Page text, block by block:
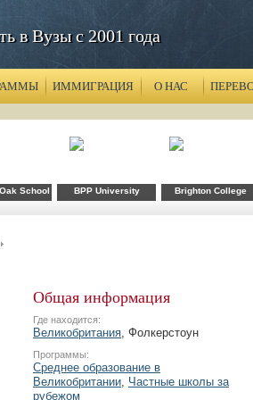
в Вузы с 2001 года
ИММИГРАЦИЯ О НАС
School BPP University Brighton College
Общая информация
Где находится:
Великобритания, Фолкерстоун
Программы:
Среднее образование в
Великобритании, Частные школы за
рубежом